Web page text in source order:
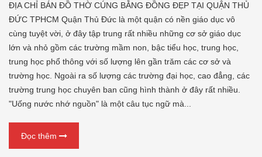
ĐỊA CHỈ BÁN ĐỒ THỜ CÚNG BẰNG ĐỒNG ĐẸP TẠI QUẬN THỦ
ĐỨC TPHCM Quận Thủ Đức là một quận có nền giáo dục vô
cùng tuyệt vời, ở đây tập trung rất nhiều những cơ sở giáo dục
lớn và nhỏ gồm các trường mầm non, bậc tiểu học, trung học,
trung học phổ thông với số lượng lên gần trăm các cơ sở và
trường học. Ngoài ra số lượng các trường đại học, cao đẳng, các
trường trung học chuyên ban cũng hình thành ở đây rất nhiều.
"Uống nước nhớ nguồn" là một câu tục ngữ mà...
Đọc thêm